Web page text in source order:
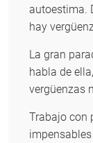
autoestima.
hay
La gran
habla de
vergüenzas
Trabajo con